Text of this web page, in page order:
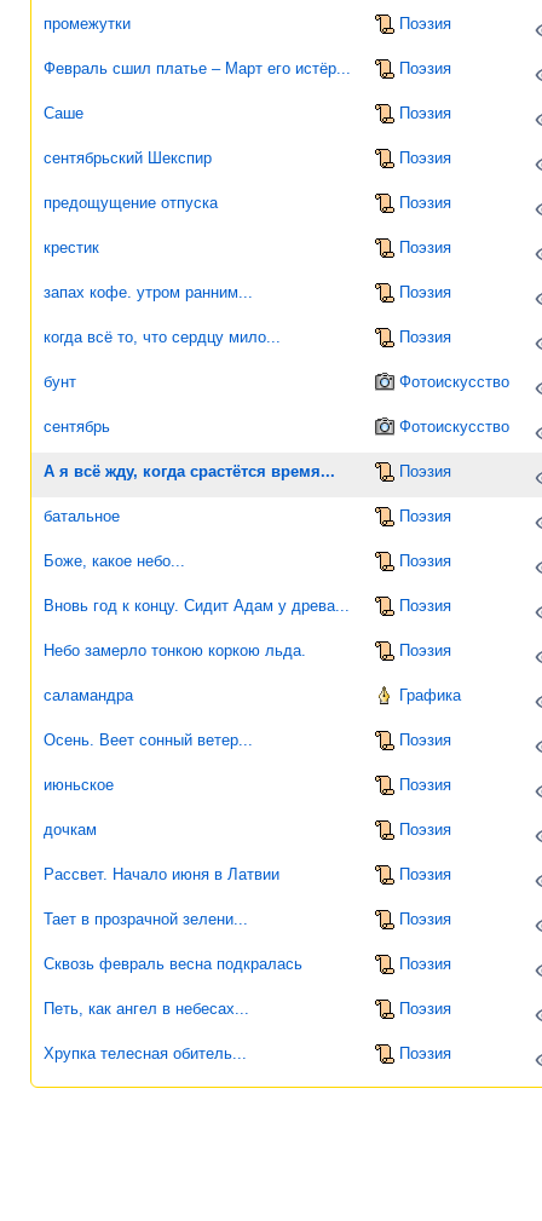
промежутки Поэзия
Февраль сшил платье – Март его истёр... Поэзия
Саше Поэзия
сентябрьский Шекспир Поэзия
предощущение отпуска Поэзия
крестик Поэзия
запах кофе. утром ранним... Поэзия
когда всё то, что сердцу мило... Поэзия
бунт Фотоискусство
сентябрь Фотоискусство
А я всё жду, когда срастётся время... Поэзия
батальное Поэзия
Боже, какое небо... Поэзия
Вновь год к концу. Сидит Адам у древа... Поэзия
Небо замерло тонкою коркою льда. Поэзия
саламандра Графика
Осень. Веет сонный ветер... Поэзия
июньское Поэзия
дочкам Поэзия
Рассвет. Начало июня в Латвии Поэзия
Тает в прозрачной зелени... Поэзия
Сквозь февраль весна подкралась Поэзия
Петь, как ангел в небесах... Поэзия
Хрупка телесная обитель... Поэзия